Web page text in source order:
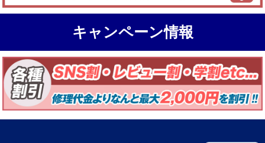
キャンペーン情報